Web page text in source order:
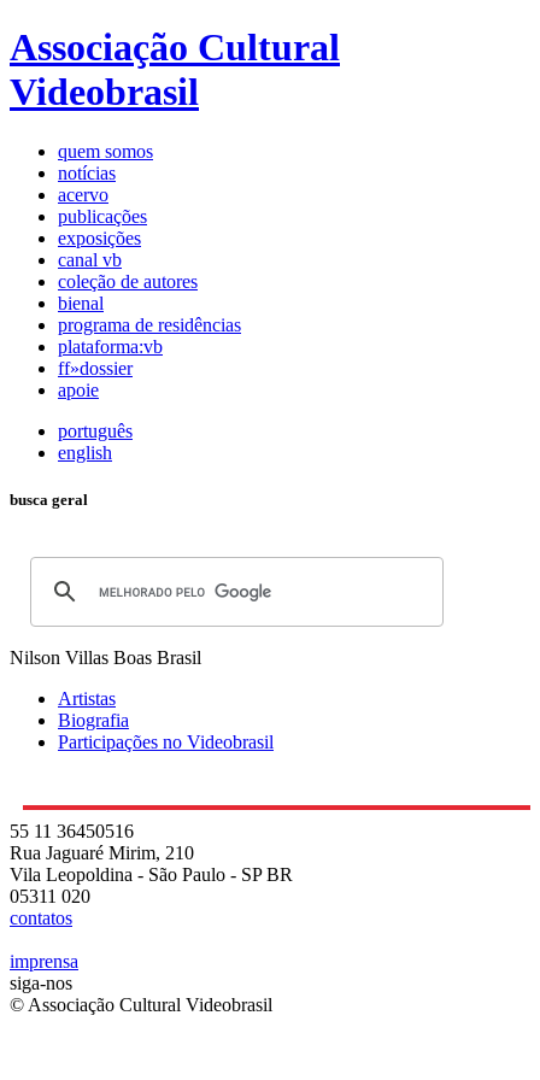
Associação Cultural
Videobrasil
quem somos
notícias
acervo
publicações
exposições
canal vb
coleção de autores
bienal
programa de residências
plataforma:vb
ff»dossier
apoie
português
english
busca geral
Nilson Villas Boas Brasil
Artistas
Biografia
Participações no Videobrasil
55 11 36450516
Rua Jaguaré Mirim, 210
Vila Leopoldina - São Paulo - SP BR
05311 020
contatos
imprensa
siga-nos
© Associação Cultural Videobrasil